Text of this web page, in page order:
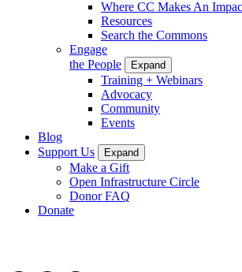
Where CC Makes An
Resources
Search the Commons
Engage
the People
Expand
Training + Webinars
Advocacy
Community
Events
Blog
Support Us
Expand
Make a Gift
Open Infrastructure Circle
Donor FAQ
Donate